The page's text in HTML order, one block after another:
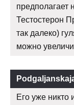
предполагает
Тестостерон
так далеко)
можно
Его уже никто